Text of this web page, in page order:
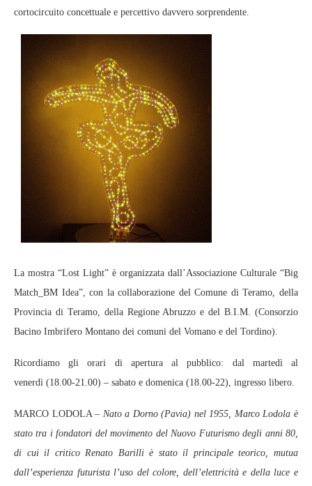
cortocircuito concettuale e percettivo davvero sorprendente.
La mostra “Lost Light” è organizzata dall’Associazione Culturale “Big
Match_BM Idea”, con la collaborazione del Comune di Teramo, della
Provincia di Teramo, della Regione Abruzzo e del B.I.M. (Consorzio
Bacino Imbrifero Montano dei comuni del Vomano e del Tordino).
Ricordiamo gli orari di apertura al pubblico: dal martedì al
venerdì (18.00-21.00) – sabato e domenica (18.00-22), ingresso libero.
MARCO LODOLA – Nato a Dorno (Pavia) nel 1955, Marco Lodola è
stato tra i fondatori del movimento del Nuovo Futurismo degli anni 80,
di cui il critico Renato Barilli è stato il principale teorico, mutua
dall’esperienza futurista l’uso del colore, dell’elettricità e della luce e